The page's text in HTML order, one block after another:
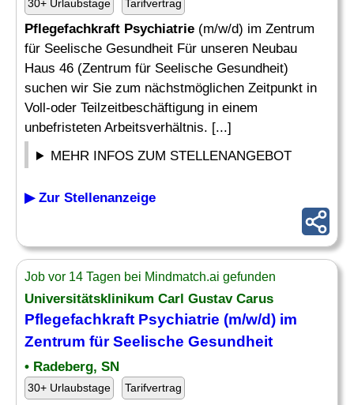
30+ Urlaubstage Tarifvertrag
Pflegefachkraft Psychiatrie (m/w/d) im Zentrum
für Seelische Gesundheit Für unseren Neubau
Haus 46 (Zentrum für Seelische Gesundheit)
suchen wir Sie zum nächstmöglichen Zeitpunkt in
Voll-oder Teilzeitbeschäftigung in einem
unbefristeten Arbeitsverhältnis. [...]
MEHR INFOS ZUM STELLENANGEBOT
▶ Zur Stellenanzeige
Job vor 14 Tagen bei Mindmatch.ai gefunden
Universitätsklinikum Carl Gustav Carus
Pflegefachkraft Psychiatrie (m/w/d) im
Zentrum für Seelische Gesundheit
• Radeberg, SN
30+ Urlaubstage Tarifvertrag